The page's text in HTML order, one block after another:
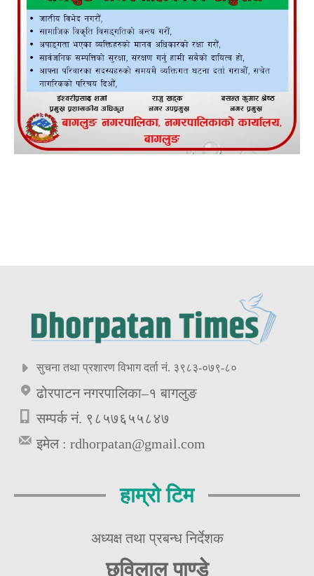
सुचना तथा प्रशारण विभाग दर्ता नं. ३९८३-०७९-८०
ढोरपाटन नगरपालिका–१ बागलुङ
सम्पर्क नं. ९८५७६५५८४७
इमेल : rdhorpatan@gmail.com
हाम्रो टिम
अध्यक्ष तथा प्रबन्ध निर्देशक
छविलाल पाण्डे